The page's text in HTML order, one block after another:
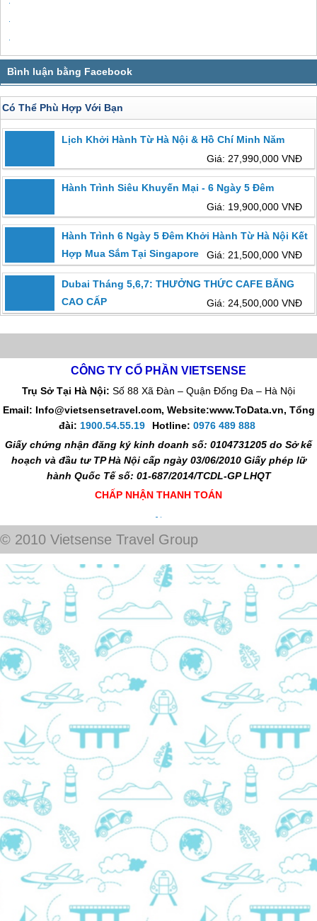
Có Thể Phù Hợp Với Bạn
Lịch Khởi Hành Từ Hà Nội & Hồ Chí Minh Năm
Giá: 27,990,000 VNĐ
Hành Trình Siêu Khuyến Mại - 6 Ngày 5 Đêm
Giá: 19,900,000 VNĐ
Hành Trình 6 Ngày 5 Đêm Khởi Hành Từ Hà Nội Kết
Hợp Mua Sắm Tại Singapore
Giá: 21,500,000 VNĐ
Dubai Tháng 5,6,7: THƯỞNG THỨC CAFE BĂNG
CAO CẤP
Giá: 24,500,000 VNĐ
CÔNG TY CỔ PHẦN VIETSENSE
Trụ Sở Tại Hà Nội: Số 88 Xã Đàn – Quận Đống Đa – Hà Nội
Email: Info@vietsensetravel.com, Website:www.ToData.vn, Tổng
đài: 1900.54.55.19 Hotline: 0976 489 888
Giấy chứng nhận đăng ký kinh doanh số: 0104731205 do Sở kế
hoạch và đầu tư TP Hà Nội cấp ngày 03/06/2010 Giấy phép lữ
hành Quốc Tế số: 01-687/2014/TCDL-GP LHQT
CHẤP NHẬN THANH TOÁN
© 2010 Vietsense Travel Group